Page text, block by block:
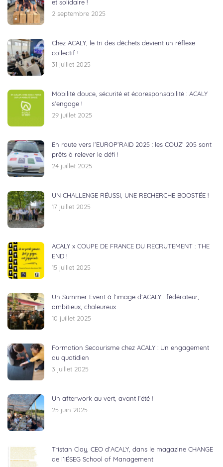
et solidaire !
2 septembre 2025
Chez ACALY, le tri des déchets devient un réflexe
collectif !
31 juillet 2025
Mobilité douce, sécurité et écoresponsabilité : ACALY
s’engage !
29 juillet 2025
En route vers l’EUROP’RAID 2025 : les COUZ’ 205 sont
prêts à relever le défi !
24 juillet 2025
UN CHALLENGE RÉUSSI, UNE RECHERCHE BOOSTÉE !
17 juillet 2025
ACALY x COUPE DE FRANCE DU RECRUTEMENT : THE
END !
15 juillet 2025
Un Summer Event à l’image d’ACALY : fédérateur,
ambitieux, chaleureux
10 juillet 2025
Formation Secourisme chez ACALY : Un engagement
au quotidien
3 juillet 2025
Un afterwork au vert, avant l’été !
25 juin 2025
Tristan Clay, CEO d’ACALY, dans le magazine CHANGE
de l’IÉSEG School of Management